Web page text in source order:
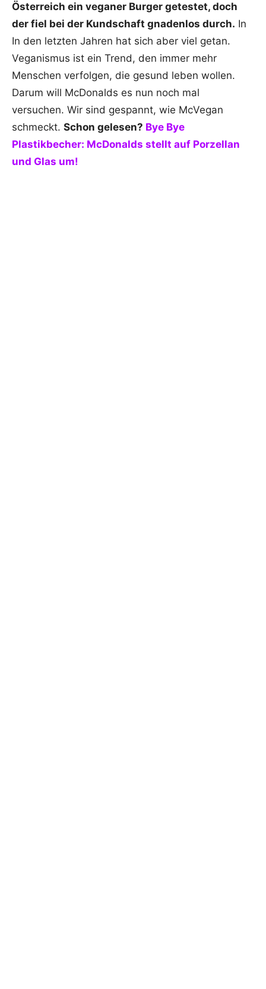
Österreich ein veganer Burger getestet, doch
der fiel bei der Kundschaft gnadenlos durch. In
In den letzten Jahren hat sich aber viel getan.
Veganismus ist ein Trend, den immer mehr
Menschen verfolgen, die gesund leben wollen.
Darum will McDonalds es nun noch mal
versuchen. Wir sind gespannt, wie McVegan
schmeckt. Schon gelesen? Bye Bye
Plastikbecher: McDonalds stellt auf Porzellan
und Glas um!